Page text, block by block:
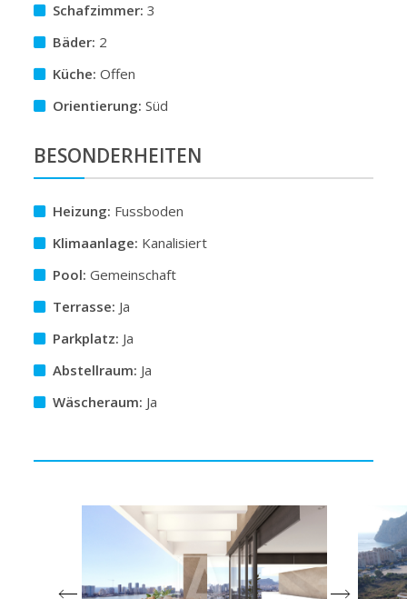
Schafzimmer: 3
Bäder: 2
Küche: Offen
Orientierung: Süd
BESONDERHEITEN
Heizung: Fussboden
Klimaanlage: Kanalisiert
Pool: Gemeinschaft
Terrasse: Ja
Parkplatz: Ja
Abstellraum: Ja
Wäscheraum: Ja